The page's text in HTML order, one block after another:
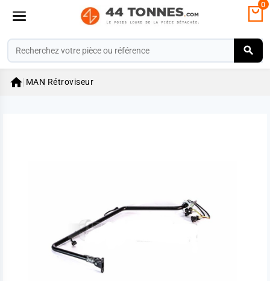
0
 MAN Rétroviseur